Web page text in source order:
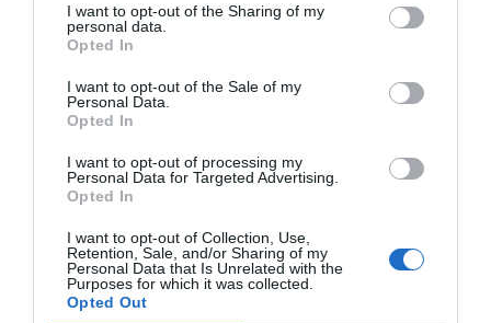
I want to opt-out of the Sharing of my
personal data.
Opted In
I want to opt-out of the Sale of my
Personal Data.
Opted In
I want to opt-out of processing my
Personal Data for Targeted Advertising.
Opted In
I want to opt-out of Collection, Use,
Retention, Sale, and/or Sharing of my
Personal Data that Is Unrelated with the
Purposes for which it was collected.
Opted Out